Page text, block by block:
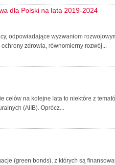
dla Polski na lata 2019-2024
odpowiadające wyzwaniom
zdrowia, równomierny rozwój...
celów na kolejne lata to niektóre z
(AIIB). Oprócz...
(green bonds), z których są